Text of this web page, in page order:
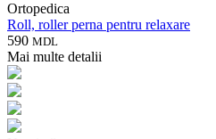
Ortopedica
Roll, roller perna pentru relaxare
590 MDL
Mai multe detalii